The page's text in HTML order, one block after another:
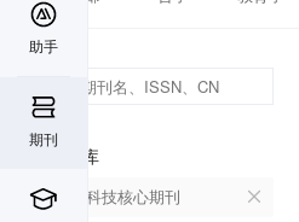
助手
期刊
数据库
中国科技核心期刊